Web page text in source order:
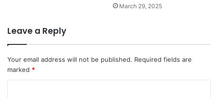
March 29, 2025
Leave a Reply
Your email address will not be published. Required fields are
marked *